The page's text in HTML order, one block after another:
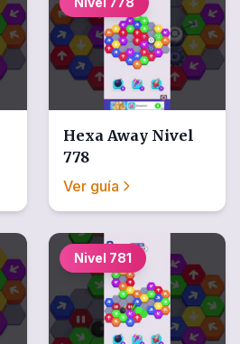
Hexa Away Nivel
778
Ver guía
Nivel 781